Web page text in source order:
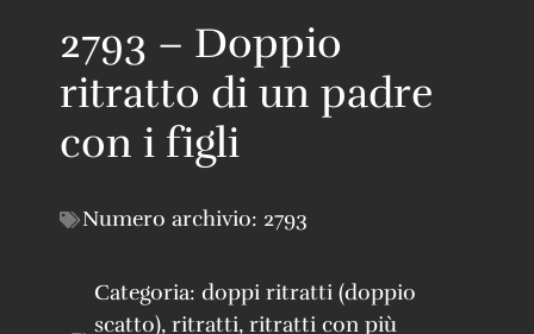
2793 – Doppio
ritratto di un padre
con i figli
Numero archivio: 2793
Categoria: doppi ritratti (doppio
scatto), ritratti, ritratti con più